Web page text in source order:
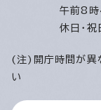
午前8
休日・祝
(注)開庁時間が異
い